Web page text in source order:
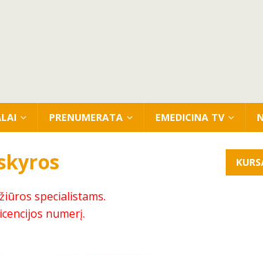
PRENUMERATA EMEDICINA TV
specialistams.
numerį.